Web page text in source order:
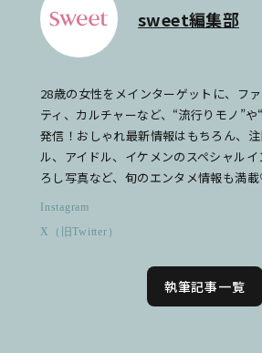
sweet編集部
28歳の女性をメインターゲットに、フ
ティ、カルチャーなど、“流行りモノ”
発信！おしゃれ最新情報はもちろん、
ル、アイドル、イケメンのスペシャル
ろし写真など、旬のエンタメ情報も満
Instagram
X（旧Twitter）
執筆記事一覧